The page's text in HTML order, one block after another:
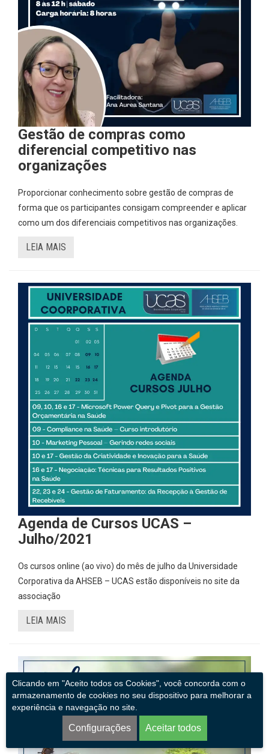
Gestão de compras como
diferencial competitivo nas
organizações
Proporcionar conhecimento sobre gestão de compras de
forma que os participantes consigam compreender e aplicar
como um dos diferenciais competitivos nas organizações.
LEIA MAIS
Agenda de Cursos UCAS –
Julho/2021
Os cursos online (ao vivo) do mês de julho da Universidade
Corporativa da AHSEB – UCAS estão disponíveis no site da
associação
LEIA MAIS
Clicando em "Aceito todos os Cookies", você concorda com o
armazenamento de cookies no seu dispositivo para melhorar a
experiência e navegação no site.
Configurações Aceitar todos